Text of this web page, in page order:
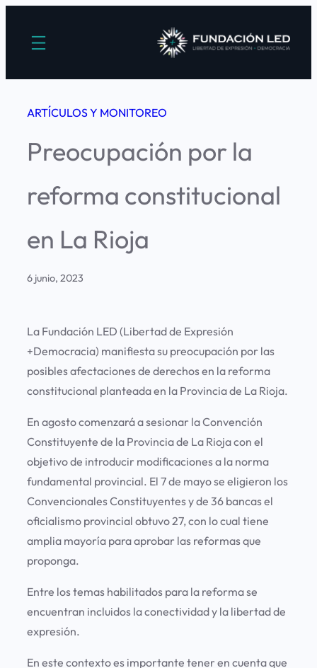
ARTÍCULOS Y MONITOREO
Preocupación por la
reforma constitucional
en La Rioja
6 junio, 2023
La Fundación LED (Libertad de Expresión
+Democracia) manifiesta su preocupación por las
posibles afectaciones de derechos en la reforma
constitucional planteada en la Provincia de La Rioja.
En agosto comenzará a sesionar la Convención
Constituyente de la Provincia de La Rioja con el
objetivo de introducir modificaciones a la norma
fundamental provincial. El 7 de mayo se eligieron los
Convencionales Constituyentes y de 36 bancas el
oficialismo provincial obtuvo 27, con lo cual tiene
amplia mayoría para aprobar las reformas que
proponga.
Entre los temas habilitados para la reforma se
encuentran incluidos la conectividad y la libertad de
expresión.
En este contexto es importante tener en cuenta que